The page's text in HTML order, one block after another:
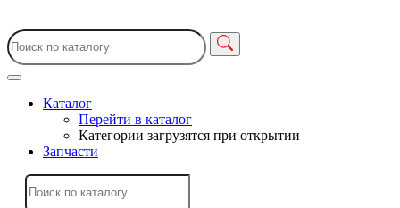
Каталог
Перейти в каталог
Категории загрузятся при открытии
Запчасти